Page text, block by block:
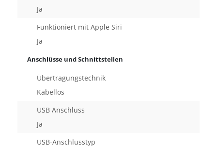
Ja
Funktioniert mit Apple Siri
Ja
Anschlüsse und Schnittstellen
Übertragungstechnik
Kabellos
USB Anschluss
Ja
USB-Anschlusstyp